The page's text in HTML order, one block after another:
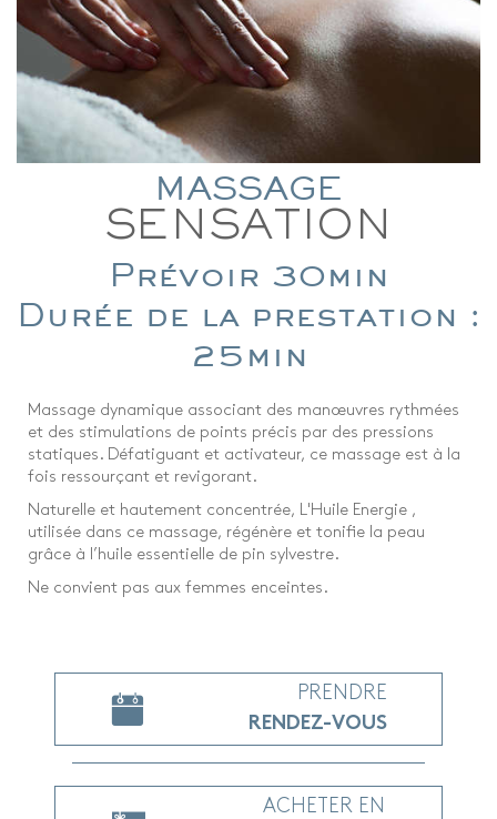
MASSAGE
SENSATION
Prévoir 30min
Durée de la prestation :
25min
Massage dynamique associant des manœuvres rythmées
et des stimulations de points précis par des pressions
statiques. Défatiguant et activateur, ce massage est à la
fois ressourçant et revigorant.
Naturelle et hautement concentrée, L'Huile Energie ,
utilisée dans ce massage, régénère et tonifie la peau
grâce à l’huile essentielle de pin sylvestre.
Ne convient pas aux femmes enceintes.
PRENDRE
RENDEZ-VOUS
ACHETER EN